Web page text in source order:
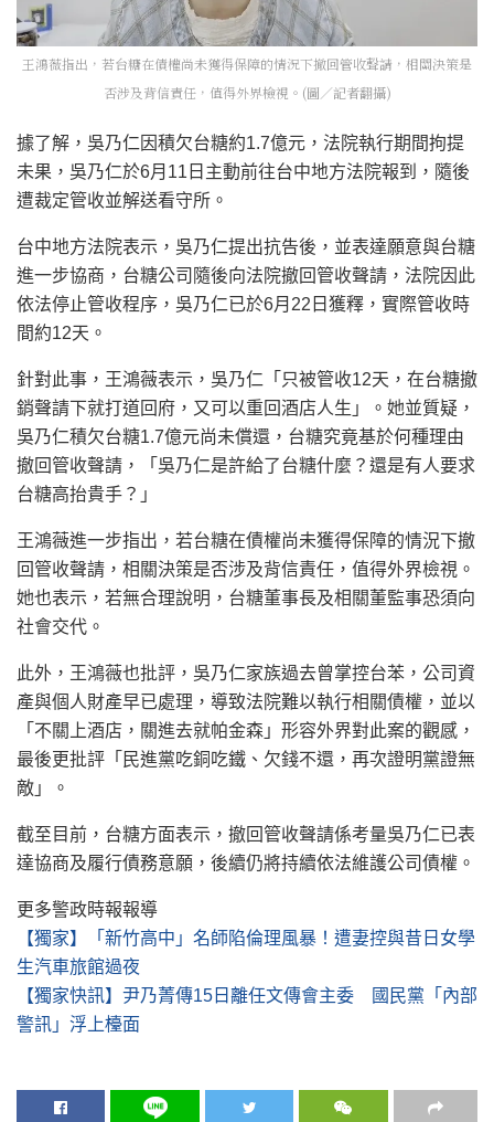
王鴻薇指出，若台糖在債權尚未獲得保障的情況下撤回管收聲請，相關決策是
否涉及背信責任，值得外界檢視。(圖／記者翻攝)
據了解，吳乃仁因積欠台糖約1.7億元，法院執行期間拘提
未果，吳乃仁於6月11日主動前往台中地方法院報到，隨後
遭裁定管收並解送看守所。
台中地方法院表示，吳乃仁提出抗告後，並表達願意與台糖
進一步協商，台糖公司隨後向法院撤回管收聲請，法院因此
依法停止管收程序，吳乃仁已於6月22日獲釋，實際管收時
間約12天。
針對此事，王鴻薇表示，吳乃仁「只被管收12天，在台糖撤
銷聲請下就打道回府，又可以重回酒店人生」。她並質疑，
吳乃仁積欠台糖1.7億元尚未償還，台糖究竟基於何種理由
撤回管收聲請，「吳乃仁是許給了台糖什麼？還是有人要求
台糖高抬貴手？」
王鴻薇進一步指出，若台糖在債權尚未獲得保障的情況下撤
回管收聲請，相關決策是否涉及背信責任，值得外界檢視。
她也表示，若無合理說明，台糖董事長及相關董監事恐須向
社會交代。
此外，王鴻薇也批評，吳乃仁家族過去曾掌控台苯，公司資
產與個人財產早已處理，導致法院難以執行相關債權，並以
「不關上酒店，關進去就帕金森」形容外界對此案的觀感，
最後更批評「民進黨吃銅吃鐵、欠錢不還，再次證明黨證無
敵」。
截至目前，台糖方面表示，撤回管收聲請係考量吳乃仁已表
達協商及履行債務意願，後續仍將持續依法維護公司債權。
更多警政時報報導
【獨家】「新竹高中」名師陷倫理風暴！遭妻控與昔日女學
生汽車旅館過夜
【獨家快訊】尹乃菁傳15日離任文傳會主委 國民黨「內部
警訊」浮上檯面